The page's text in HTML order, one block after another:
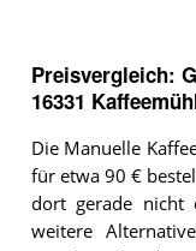
Preisvergleich:
16331
Die Manuelle
für etwa 90 €
dort gerade nicht
weitere